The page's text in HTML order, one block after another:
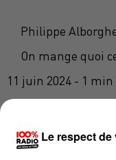
Philippe
On mange quoi
11 juin 2024 - 1 min
ON MANGE
100% ?
JAMBON CRU
Le respect